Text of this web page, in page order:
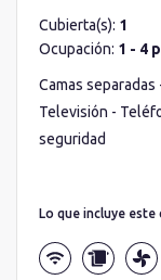
Cubierta(s): 1
Ocupación: 1 - 4
Camas
Televisión -
seguridad
Lo que incluye este